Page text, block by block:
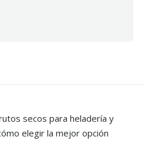
secos para heladería y
elegir la mejor opción